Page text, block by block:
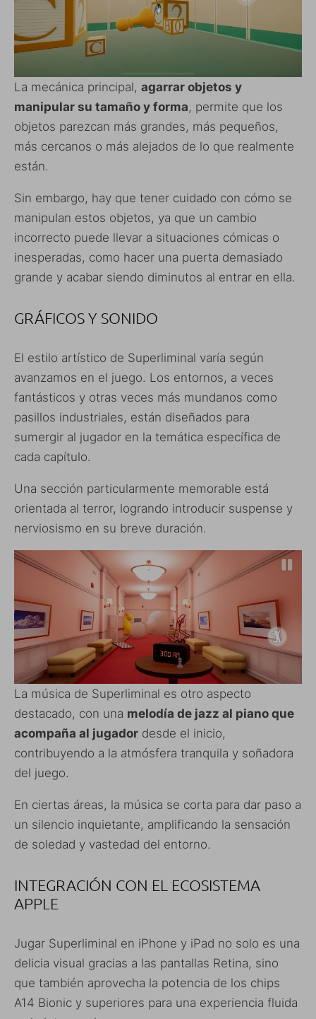
La mecánica principal, agarrar objetos y
manipular su tamaño y forma, permite que los
objetos parezcan más grandes, más pequeños,
más cercanos o más alejados de lo que realmente
están.
Sin embargo, hay que tener cuidado con cómo se
manipulan estos objetos, ya que un cambio
incorrecto puede llevar a situaciones cómicas o
inesperadas, como hacer una puerta demasiado
grande y acabar siendo diminutos al entrar en ella.
GRÁFICOS Y SONIDO
El estilo artístico de Superliminal varía según
avanzamos en el juego. Los entornos, a veces
fantásticos y otras veces más mundanos como
pasillos industriales, están diseñados para
sumergir al jugador en la temática específica de
cada capítulo.
Una sección particularmente memorable está
orientada al terror, logrando introducir suspense y
nerviosismo en su breve duración.
La música de Superliminal es otro aspecto
destacado, con una melodía de jazz al piano que
acompaña al jugador desde el inicio,
contribuyendo a la atmósfera tranquila y soñadora
del juego.
En ciertas áreas, la música se corta para dar paso a
un silencio inquietante, amplificando la sensación
de soledad y vastedad del entorno.
INTEGRACIÓN CON EL ECOSISTEMA
APPLE
Jugar Superliminal en iPhone y iPad no solo es una
delicia visual gracias a las pantallas Retina, sino
que también aprovecha la potencia de los chips
A14 Bionic y superiores para una experiencia fluida